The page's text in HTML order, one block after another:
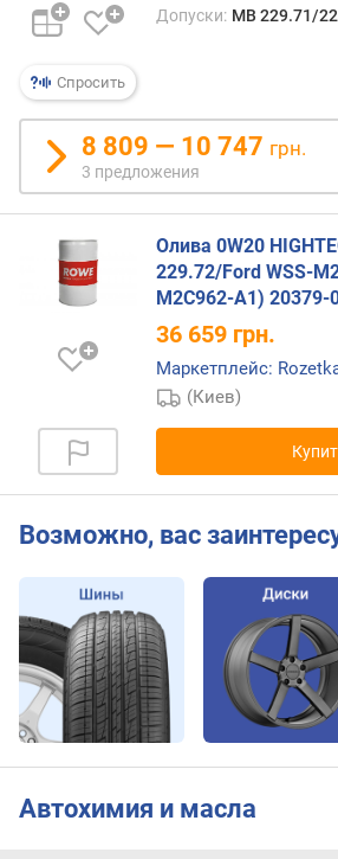
Спросить
Допуски: MB 229.71/
8 809 — 10 747 грн.
3 предложения
Олива 0W20
229.72/Ford WSS-
M2C962-A1) 20379-
36 659 грн.
Маркетплейс:
(Киев)
Возможно, вас
Автохимия и масла